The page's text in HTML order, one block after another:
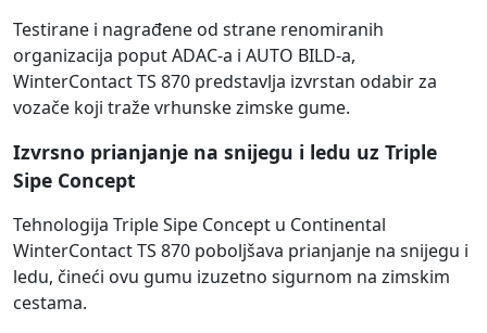
Testirane i nagrađene od strane renomiranih
organizacija poput ADAC-a i AUTO BILD-a,
WinterContact TS 870 predstavlja izvrstan odabir za
vozače koji traže vrhunske zimske gume.
Izvrsno prianjanje na snijegu i ledu uz Triple
Sipe Concept
Tehnologija Triple Sipe Concept u Continental
WinterContact TS 870 poboljšava prianjanje na snijegu i
ledu, čineći ovu gumu izuzetno sigurnom na zimskim
cestama.